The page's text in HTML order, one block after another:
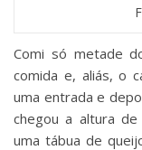
Comi só metade
comida e, aliás, o
uma entrada e
chegou a altura
uma tábua de